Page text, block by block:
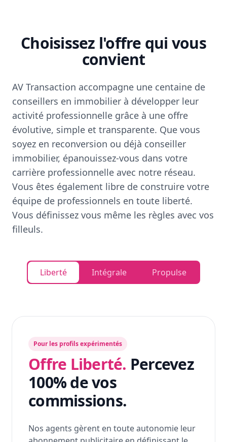
Choisissez l'offre qui vous
convient
AV Transaction accompagne une centaine de
conseillers en immobilier à développer leur
activité professionnelle grâce à une offre
évolutive, simple et transparente. Que vous
soyez en reconversion ou déjà conseiller
immobilier, épanouissez-vous dans votre
carrière professionnelle avec notre réseau.
Vous êtes également libre de construire votre
équipe de professionnels en toute liberté.
Vous définissez vous même les règles avec vos
filleuls.
Liberté Intégrale Propulse
Pour les profils expérimentés
Offre Liberté. Percevez
100% de vos
commissions.
Nos agents gèrent en toute autonomie leur